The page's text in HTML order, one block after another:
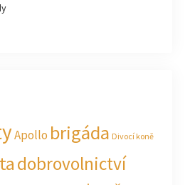
Apollo brigáda Divocí koně
dobrovolnictví